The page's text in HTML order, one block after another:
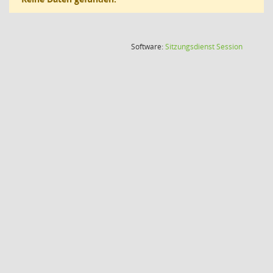
Software:SitzungsdienstSession(Wird in